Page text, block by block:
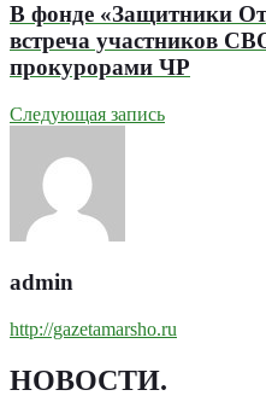
В фонде «Защитники
встреча участников
прокурорами ЧР
Следующая запись
admin
http://gazetamarsho.ru
НОВОСТИ.